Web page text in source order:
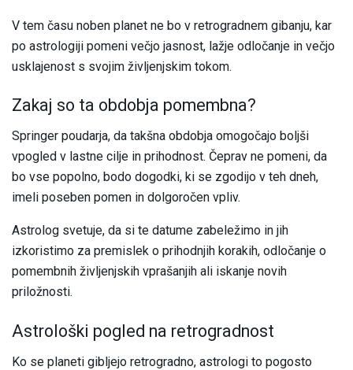
V tem času noben planet ne bo v retrogradnem gibanju, kar
po astrologiji pomeni večjo jasnost, lažje odločanje in večjo
usklajenost s svojim življenjskim tokom.
Zakaj so ta obdobja pomembna?
Springer poudarja, da takšna obdobja omogočajo boljši
vpogled v lastne cilje in prihodnost. Čeprav ne pomeni, da
bo vse popolno, bodo dogodki, ki se zgodijo v teh dneh,
imeli poseben pomen in dolgoročen vpliv.
Astrolog svetuje, da si te datume zabeležimo in jih
izkoristimo za premislek o prihodnjih korakih, odločanje o
pomembnih življenjskih vprašanjih ali iskanje novih
priložnosti.
Astrološki pogled na retrogradnost
Ko se planeti gibljejo retrogradno, astrologi to pogosto